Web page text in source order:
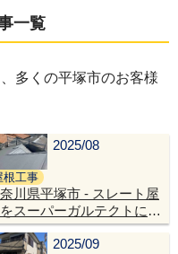
げた後、耐久性の高い
しました。
開発したものです。
は完了し、美しい仕上
に終えることができま
っと見る
一覧
多くの平塚市のお客様
2025/08
根工事
川県平塚市 - スレート屋
スーパーガルテクトに屋
フォームしてピカピカ
2025/09